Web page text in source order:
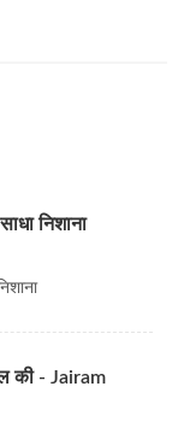
निशाना
की - Jairam